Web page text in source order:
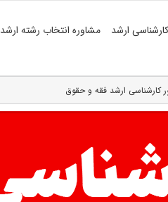
ارشد مشاوره انتخاب رشته ارشد
کارشناسی ارشد فقه و حقوق